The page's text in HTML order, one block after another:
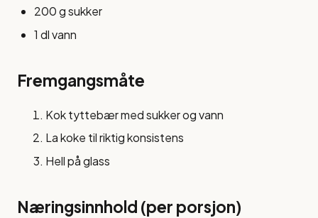
200 g sukker
1 dl vann
Fremgangsmåte
Kok tyttebær med sukker og vann
La koke til riktig konsistens
Hell på glass
Næringsinnhold (per porsjon)